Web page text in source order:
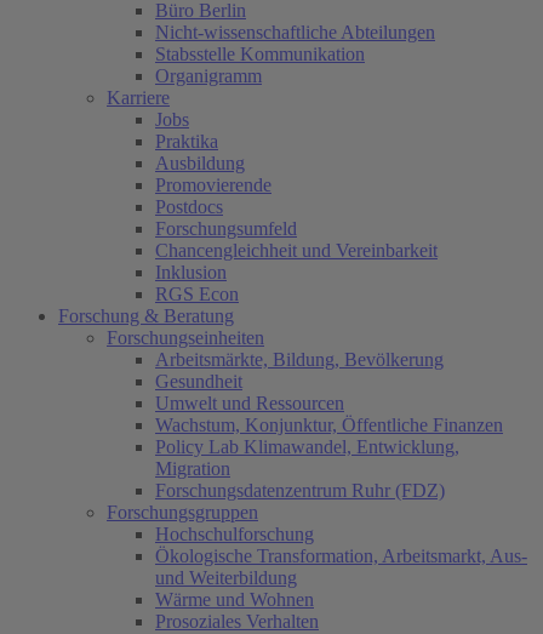
Büro Berlin
Nicht-wissenschaftliche Abteilungen
Stabsstelle Kommunikation
Organigramm
Karriere
Jobs
Praktika
Ausbildung
Promovierende
Postdocs
Forschungsumfeld
Chancengleichheit und Vereinbarkeit
Inklusion
RGS Econ
Forschung & Beratung
Forschungseinheiten
Arbeitsmärkte, Bildung, Bevölkerung
Gesundheit
Umwelt und Ressourcen
Wachstum, Konjunktur, Öffentliche Finanzen
Policy Lab Klimawandel, Entwicklung,
Migration
Forschungsdatenzentrum Ruhr (FDZ)
Forschungsgruppen
Hochschulforschung
Ökologische Transformation, Arbeitsmarkt, Aus-
und Weiterbildung
Wärme und Wohnen
Prosoziales Verhalten